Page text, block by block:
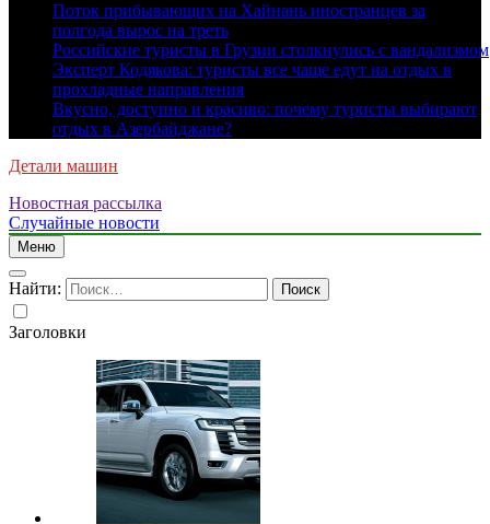
Поток прибывающих на Хайнань иностранцев за
полгода вырос на треть
Российские туристы в Грузии столкнулись с вандализмом
Эксперт Кодякова: туристы все чаще едут на отдых в
прохладные направления
Вкусно, доступно и красиво: почему туристы выбирают
отдых в Азербайджане?
Детали машин
Новостная рассылка
Случайные новости
Меню
Найти:
Заголовки